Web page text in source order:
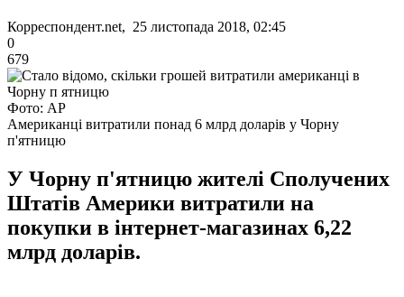
Корреспондент.net, 25 листопада 2018, 02:45
0
679
Фото: АР
Американці витратили понад 6 млрд доларів у Чорну
п'ятницю
У Чорну п'ятницю жителі Сполучених
Штатів Америки витратили на
покупки в інтернет-магазинах 6,22
млрд доларів.